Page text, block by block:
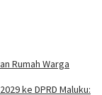
Rumah Warga
ke DPRD Maluku: